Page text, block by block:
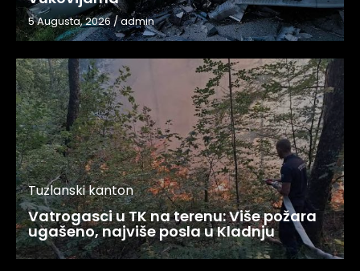
5 Augusta, 2026/admin
Tuzlanski kanton
Vatrogasci u TK na terenu: Više požara
ugašeno, najviše posla u Kladnju